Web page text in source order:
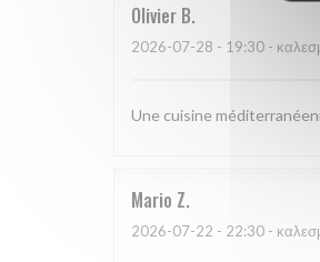
Olivier B
2026-07-28 - 19:30 -
Une cuisine
Mario Z
2026-07-22 - 22:30 -